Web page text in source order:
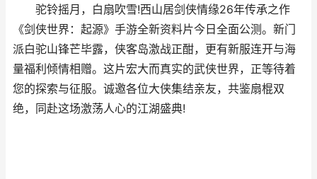
驼铃摇月，白扇吹雪!西山居剑侠情缘26年传承之作
《剑侠世界：起源》手游全新资料片今日全面公测。新门
派白驼山锋芒毕露，侠客岛激战正酣，更有新服连开与海
量福利倾情相赠。这片宏大而真实的武侠世界，正等待着
您的探索与征服。诚邀各位大侠集结亲友，共鉴扇棍双
绝，同赴这场激荡人心的江湖盛典!